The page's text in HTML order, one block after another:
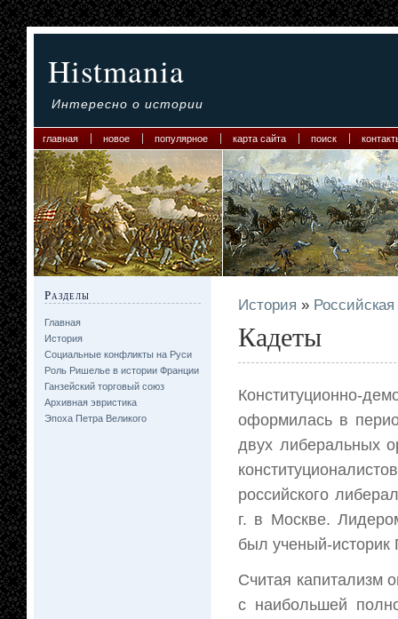
Histmania
Интересно о истории
главная новое популярное карта сайта поиск
Разделы
Главная
История
Социальные конфликты на Руси
Роль Ришелье в истории Франции
Ганзейский торговый союз
Архивная эвристика
Эпоха Петра Великого
История »
Кадеты
Конституционно-
оформилась в
двух либеральных
российского
г. в Москве.
был ученый-
Считая капитализм
с наибольшей